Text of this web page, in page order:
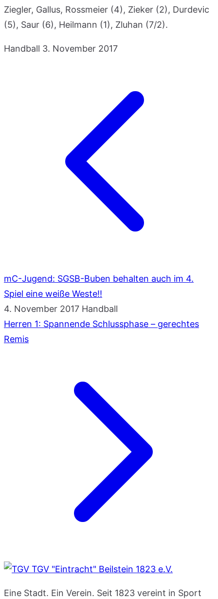
Ziegler, Gallus, Rossmeier (4), Zieker (2), Durdevic
(5), Saur (6), Heilmann (1), Zluhan (7/2).
Handball 3. November 2017
mC-Jugend: SGSB-Buben behalten auch im 4.
Spiel eine weiße Weste!!
4. November 2017 Handball
Herren 1: Spannende Schlussphase – gerechtes
Remis
TGV "Eintracht" Beilstein 1823 e.V.
Eine Stadt. Ein Verein. Seit 1823 vereint in Sport